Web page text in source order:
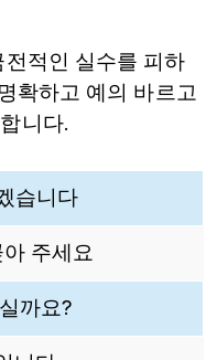
적인 실수를 피하
확하고 예의 바르고
니다.
습니다
주세요
까요?